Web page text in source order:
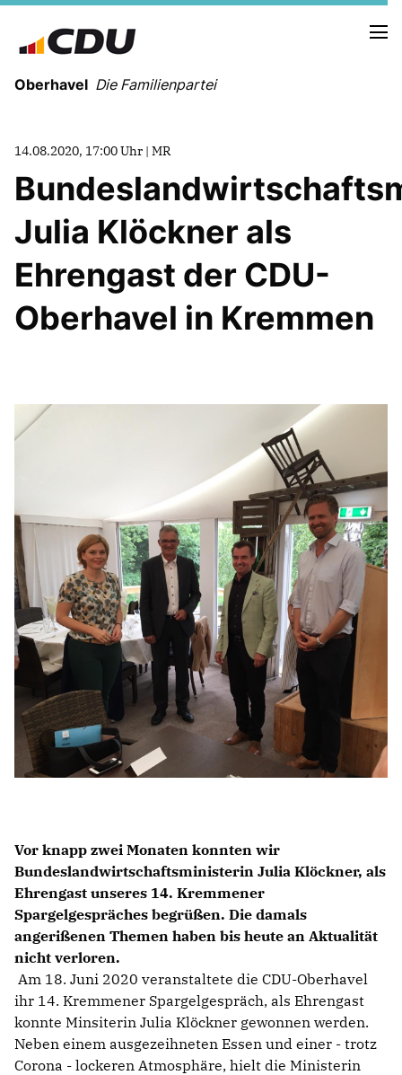
Oberhavel Die Familienpartei
NEUIGKEITEN
TERMINE
KREISVORSTAND
ORTSVERBÄNDE
VEREINIGUNGEN
Kreistagsfraktion
Mitmachen
BÜRGERANFRAGE
LINKS
14.08.2020, 17:00 Uhr | MR
Julia Klöckner als
Ehrengast der CDU-
Oberhavel in Kremmen
Vor knapp zwei Monaten konnten wir
Bundeslandwirtschaftsministerin Julia Klöckner, als
Ehrengast unseres 14. Kremmener
Spargelgespräches begrüßen. Die damals
angerißenen Themen haben bis heute an Aktualität
nicht verloren.
Am 18. Juni 2020 veranstaltete die CDU-Oberhavel
ihr 14. Kremmener Spargelgespräch, als Ehrengast
konnte Minsiterin Julia Klöckner gewonnen werden.
Neben einem ausgezeihneten Essen und einer - trotz
Corona - lockeren Atmosphäre, hielt die Ministerin